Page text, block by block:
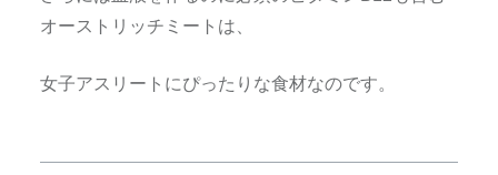
オーストリッチミートは、
女子アスリートにぴったりな食材なのです。